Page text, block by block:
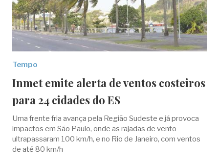
Tempo
Inmet emite alerta de ventos costeiros
para 24 cidades do ES
Uma frente fria avança pela Região Sudeste e já provoca
impactos em São Paulo, onde as rajadas de vento
ultrapassaram 100 km/h, e no Rio de Janeiro, com ventos
de até 80 km/h